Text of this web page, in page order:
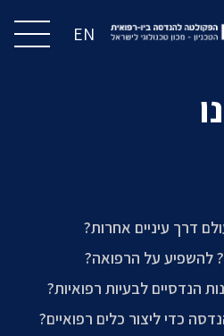
EN
דרך עיניים אחרות?
להשפיע על הרפואה?
הנדסיים לבעיות רפואיות?
כדי ליצור כלים רפואיים?